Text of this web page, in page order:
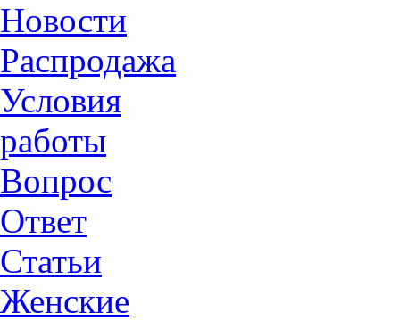
Новости
Распродажа
Условия
работы
Вопрос
Ответ
Статьи
Женские